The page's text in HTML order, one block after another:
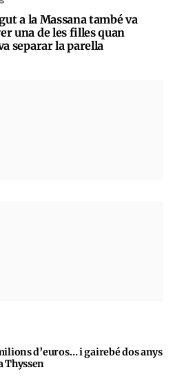
a la Massana també va
una de les filles quan
separar la parella
d’euros… i gairebé dos anys
Thyssen